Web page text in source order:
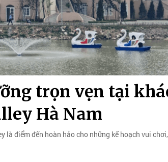
trọn vẹn tại
Hà Nam
là điểm đến hoàn hảo cho những kế hoạch vui